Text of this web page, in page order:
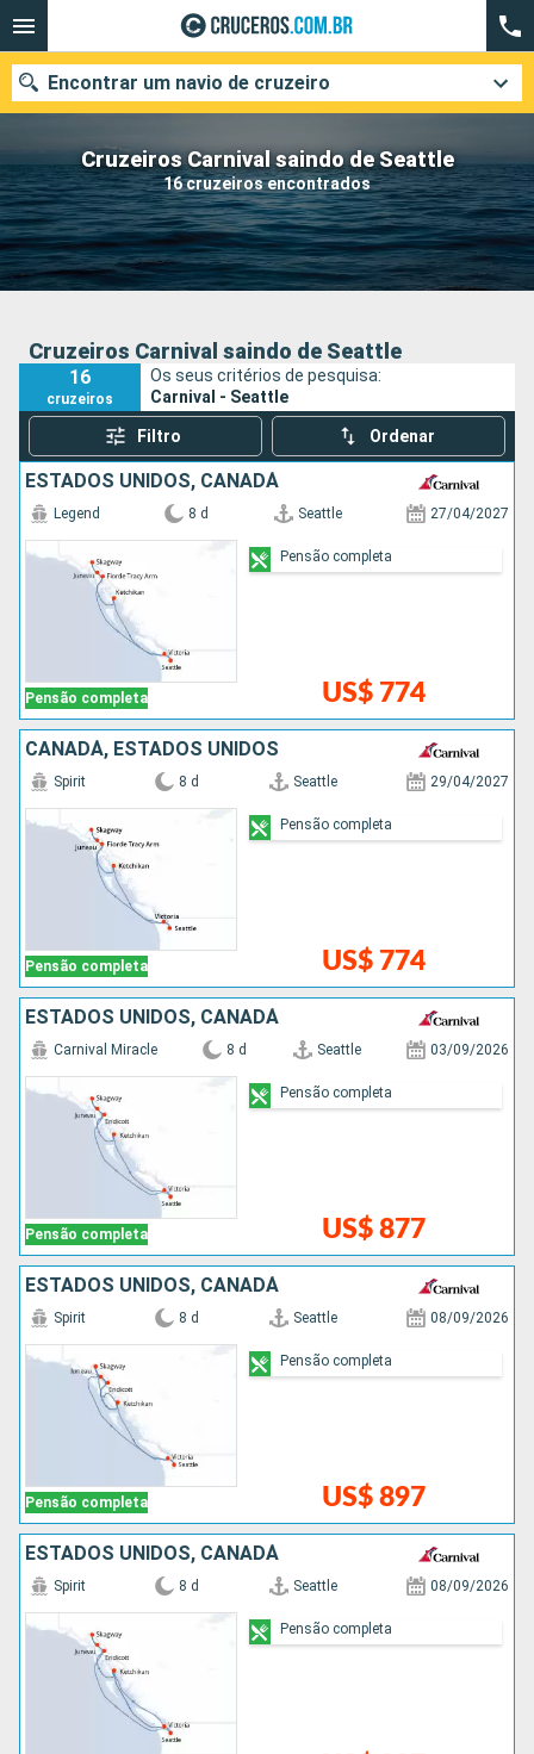
Cruzeiros Carnival saindo de Seattle
16 cruzeiros encontrados
Encontrar um navio de cruzeiro
Quando ir?
Data de partida
Pesquisar
Cruzeiros Carnival saindo de Seattle
16
cruzeiros
Os seus critérios de pesquisa:
Carnival - Seattle
Filtro Ordenar
ESTADOS UNIDOS, CANADÁ
Pensão completa
Legend 8 d Seattle 27/04/2027
US$ 774
Pensão completa
CANADÁ, ESTADOS UNIDOS
Pensão completa
Spirit 8 d Seattle 29/04/2027
US$ 774
Pensão completa
ESTADOS UNIDOS, CANADÁ
Pensão completa
Carnival Miracle 8 d Seattle 03/09/2026
US$ 877
Pensão completa
ESTADOS UNIDOS, CANADÁ
Pensão completa
Spirit 8 d Seattle 08/09/2026
US$ 897
Pensão completa
ESTADOS UNIDOS, CANADÁ
Spirit 8 d Seattle 08/09/2026
Pensão completa